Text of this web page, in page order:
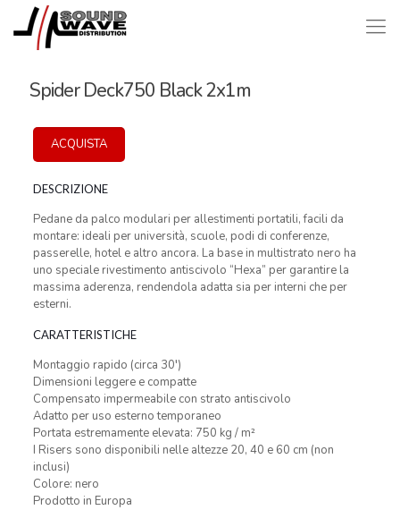
Spider Deck750 Black 2x1m
ACQUISTA
DESCRIZIONE
Pedane da palco modulari per allestimenti portatili, facili da
montare: ideali per università, scuole, podi di conferenze,
passerelle, hotel e altro ancora. La base in multistrato nero ha
uno speciale rivestimento antiscivolo “Hexa” per garantire la
massima aderenza, rendendola adatta sia per interni che per
esterni.
CARATTERISTICHE
Montaggio rapido (circa 30′)
Dimensioni leggere e compatte
Compensato impermeabile con strato antiscivolo
Adatto per uso esterno temporaneo
Portata estremamente elevata: 750 kg / m²
I Risers sono disponibili nelle altezze 20, 40 e 60 cm (non
inclusi)
Colore: nero
Prodotto in Europa